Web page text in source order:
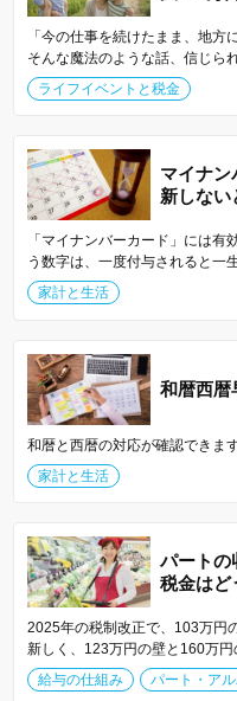
「今の仕事を続けたまま、地方
そんな魔法のような話、信じら
ライフイベントと税金
マイナン
新しない
「マイナンバーカード」には
う数字は、一度付与されると一
家計と生活
和暦西暦
和暦と西暦の対応が確認できま
家計と生活
パートの
税金はど
2025年の税制改正で、103万円
新しく、123万円の壁と160万
給与の仕組み
パート・アル